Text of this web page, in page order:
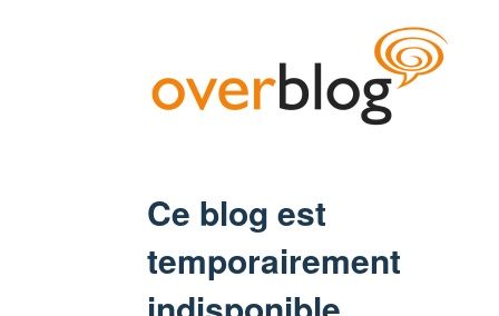
Ce blog est
temporairement